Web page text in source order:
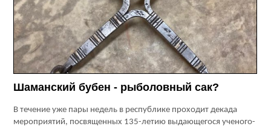
Шаманский бубен - рыболовный сак?
В течение уже пары недель в республике проходит декада
мероприятий, посвященных 135-летию выдающегося ученого-